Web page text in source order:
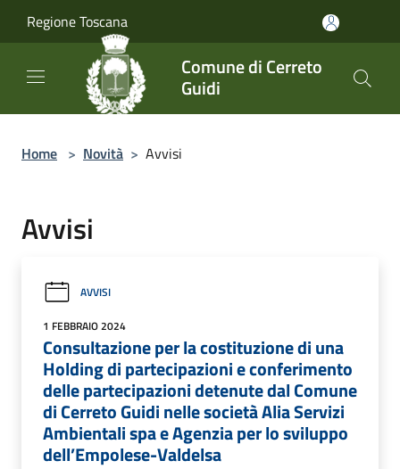
Regione Toscana
Comune di Cerreto
Guidi
Home > Novità > Avvisi
Avvisi
AVVISI
1 FEBBRAIO 2024
Consultazione per la costituzione di una
Holding di partecipazioni e conferimento
delle partecipazioni detenute dal Comune
di Cerreto Guidi nelle società Alia Servizi
Ambientali spa e Agenzia per lo sviluppo
dell’Empolese-Valdelsa